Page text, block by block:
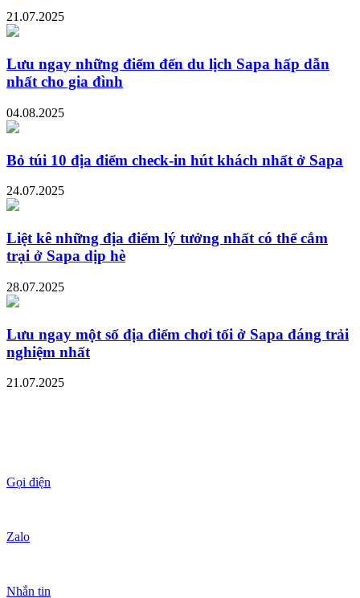
21.07.2025
Lưu ngay những điểm đến du lịch Sapa hấp dẫn
nhất cho gia đình
04.08.2025
Bỏ túi 10 địa điểm check-in hút khách nhất ở Sapa
24.07.2025
Liệt kê những địa điểm lý tưởng nhất có thể cắm
trại ở Sapa dịp hè
28.07.2025
Lưu ngay một số địa điểm chơi tối ở Sapa đáng trải
nghiệm nhất
21.07.2025
Gọi điện
Zalo
Nhắn tin